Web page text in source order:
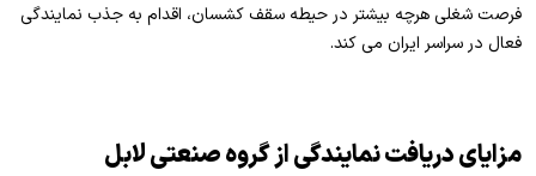
فرصت شغلی هرچه بیشتر در حیطه سقف کشسان، اقدام به جذب نمایندگی
فعال در سراسر ایران می کند.
مزایای دریافت نمایندگی از گروه صنعتی لابل